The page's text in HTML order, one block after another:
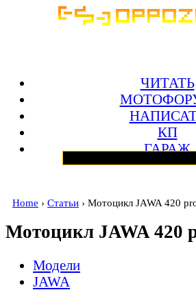
ЧИТАТЬ
КП
ГАРАЖ
Home › Статьи › Мотоцикл JAWA 420
Мотоцикл JAWA 420
Модели
JAWA